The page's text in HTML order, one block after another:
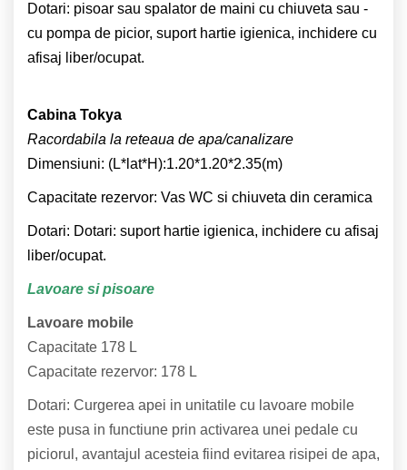
Dotari: pisoar sau spalator de maini cu chiuveta sau -
cu pompa de picior, suport hartie igienica, inchidere cu
afisaj liber/ocupat.
Cabina Tokya
Racordabila la reteaua de apa/canalizare
Dimensiuni: (L*lat*H):1.20*1.20*2.35(m)
Capacitate rezervor: Vas WC si chiuveta din ceramica
Dotari: Dotari: suport hartie igienica, inchidere cu afisaj
liber/ocupat.
Lavoare si pisoare
Lavoare mobile
Capacitate 178 L
Capacitate rezervor: 178 L
Dotari: Curgerea apei in unitatile cu lavoare mobile
este pusa in functiune prin activarea unei pedale cu
piciorul, avantajul acesteia fiind evitarea risipei de apa,